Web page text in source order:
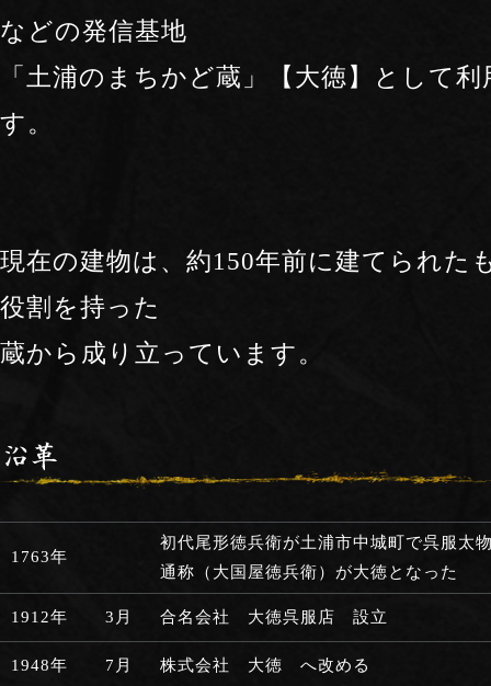
などの発信基地
「土浦のまちかど蔵」【大徳】として
す。
現在の建物は、約150年前に建てられた
役割を持った
蔵から成り立っています。
1763年
初代尾形徳兵衛が土浦市中城町で呉服
通称（大国屋徳兵衛）が大徳となった
1912年 3月 合名会社 大徳呉服店 設立
1948年 7月 株式会社 大徳 へ改める